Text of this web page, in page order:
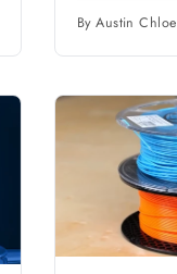
convierte tus...
By Austin Chloe